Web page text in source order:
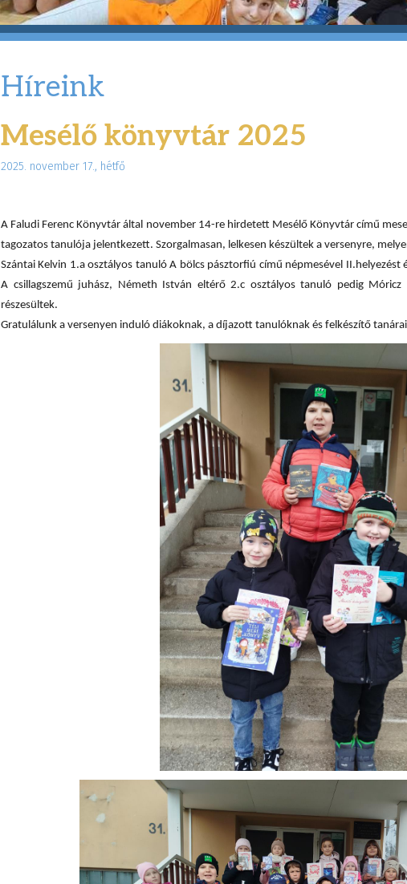
Élményekkel teli napok
Zánkán
2026. június 08. 10:47 2026.
Híreink
Mesélő könyvtár 2025
2025. november 17., hétfő
A Faludi Ferenc Könyvtár által november 14-re hirdetett Mesélő Könyvtár című
tagozatos tanulója jelentkezett. Szorgalmasan, lelkesen készültek a versenyre,
Szántai Kelvin 1.a osztályos tanuló A bölcs pásztorfiú című népmesével
A csillagszemű juhász, Németh István eltérő 2.c osztályos tanuló pedig
részesültek.
Gratulálunk a versenyen induló diákoknak, a díjazott tanulóknak és felkészítő